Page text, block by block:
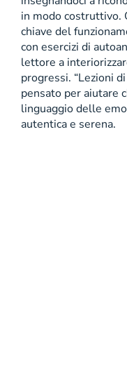
in modo costruttivo.
chiave del
con esercizi di
lettore a
progressi. “Lezioni
pensato per aiutare
linguaggio delle
autentica e serena.